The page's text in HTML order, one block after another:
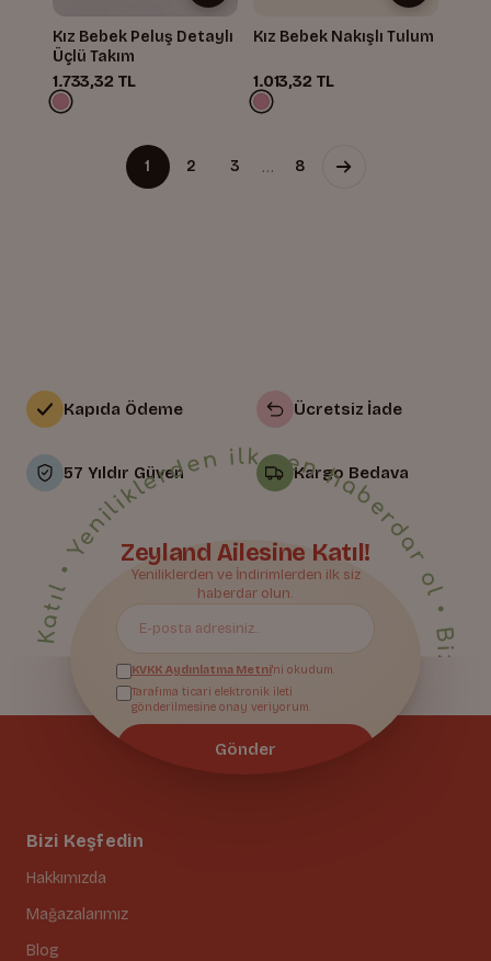
Kız Bebek Peluş Detaylı
Üçlü Takım
1.733,32 TL
Kız Bebek Nakışlı Tulum
1.013,32 TL
1 2 3 … 8
Kapıda Ödeme
57 Yıldır Güven
Ücretsiz İade
Kargo Bedava
Bizi Keşfedin
Hakkımızda
Mağazalarımız
Blog
Bize Katıl• Yeniliklerden ilk sen haberdar ol • Bize Katıl • Yeniliklerden ilk sen haberdar ol • Bize Katıl • Yeniliklerden ilk sen haberdar ol • Bize Katıl • Yeniliklerden ilk sen haberdar ol • Bize Katıl • Yeniliklerden ilk sen haberdar ol • Bize Katıl • Yeniliklerden ilk sen haberdar ol • Bize Katıl • Yeniliklerden ilk sen haberdar ol • Bize Katıl • Yeniliklerden ilk sen haberdar ol • Bize Katıl • Yeniliklerden ilk sen haberdar ol • Bize Katıl • Yeniliklerden ilk sen haberdar ol • Bize Katıl • Yeniliklerden ilk sen haberdar ol • Bize Katıl • Yeniliklerden ilk sen haberdar ol • Bize Katıl • Yeniliklerden ilk sen haberdar ol • Bize Katıl • Yeniliklerden ilk sen haberdar ol • Bize Katıl • Yeniliklerden ilk sen haberdar ol • Bize Katıl • Yeniliklerden ilk sen haberdar ol • Bize Katıl • Yeniliklerden ilk sen haberdar ol • Bize Katıl • Yeniliklerden ilk sen haberdar ol • Bize Katıl • Yeniliklerden ilk sen haberdar ol •
Zeyland Ailesine Katıl!
Yeniliklerden ve İndirimlerden ilk siz
haberdar olun.
KVKK Aydınlatma Metni'ni okudum.
Tarafıma ticari elektronik ileti
gönderilmesine onay veriyorum.
Gönder